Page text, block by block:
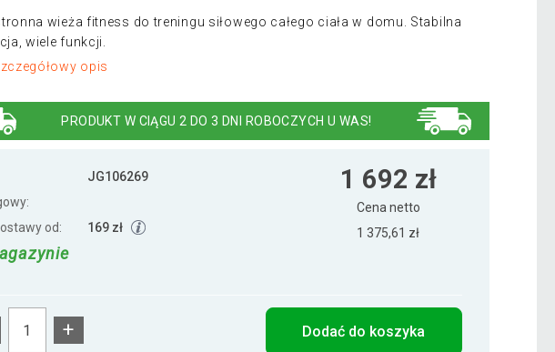
wieża fitness do treningu siłowego całego ciała w domu. Stabilna
wiele funkcji.
opis
PRODUKT W CIĄGU 2 DO 3 DNI ROBOCZYCH U WAS!
JG106269
od: 169 zł
1 692 zł
Cena netto
1 375,61 zł
+ Dodać do koszyka